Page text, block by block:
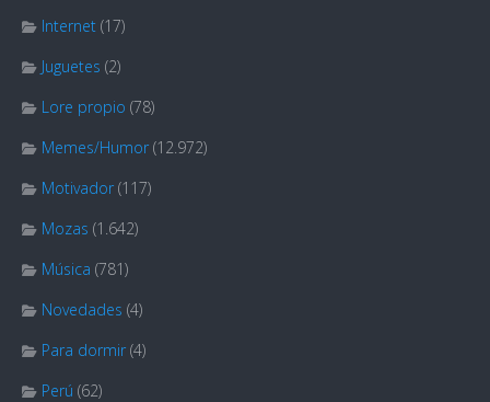
Internet (17)
Juguetes (2)
Lore propio (78)
Memes/Humor (12.972)
Motivador (117)
Mozas (1.642)
Música (781)
Novedades (4)
Para dormir (4)
Perú (62)